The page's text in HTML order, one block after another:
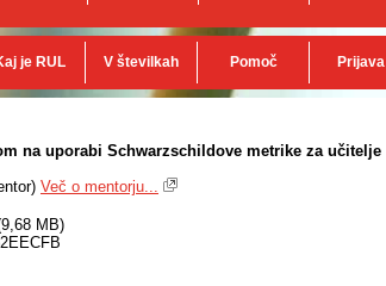
je RUL V številkah Pomoč Prijava
na uporabi Schwarzschildove metrike za učitelje
) Več o mentorju...
MB)